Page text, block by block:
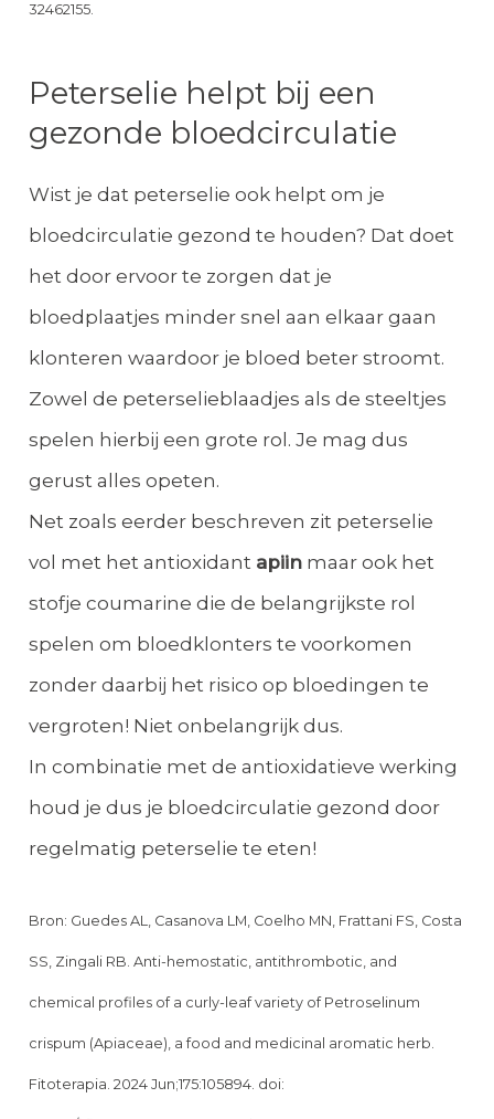
32462155.
Peterselie helpt bij een
gezonde bloedcirculatie
Wist je dat peterselie ook helpt om je
bloedcirculatie gezond te houden? Dat doet
het door ervoor te zorgen dat je
bloedplaatjes minder snel aan elkaar gaan
klonteren waardoor je bloed beter stroomt.
Zowel de peterselieblaadjes als de steeltjes
spelen hierbij een grote rol. Je mag dus
gerust alles opeten.
Net zoals eerder beschreven zit peterselie
vol met het antioxidant apiin maar ook het
stofje coumarine die de belangrijkste rol
spelen om bloedklonters te voorkomen
zonder daarbij het risico op bloedingen te
vergroten! Niet onbelangrijk dus.
In combinatie met de antioxidatieve werking
houd je dus je bloedcirculatie gezond door
regelmatig peterselie te eten!
Bron: Guedes AL, Casanova LM, Coelho MN, Frattani FS, Costa
SS, Zingali RB. Anti-hemostatic, antithrombotic, and
chemical profiles of a curly-leaf variety of Petroselinum
crispum (Apiaceae), a food and medicinal aromatic herb.
Fitoterapia. 2024 Jun;175:105894. doi: